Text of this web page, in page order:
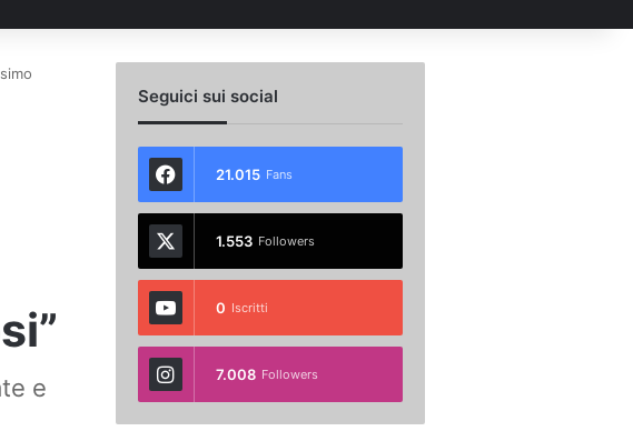
e
Seguici sui social
21.015 Fans
1.553 Followers
0 Iscritti
7.008 Followers